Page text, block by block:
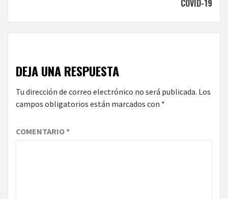
COVID-19
DEJA UNA RESPUESTA
Tu dirección de correo electrónico no será publicada. Los
campos obligatorios están marcados con *
COMENTARIO*